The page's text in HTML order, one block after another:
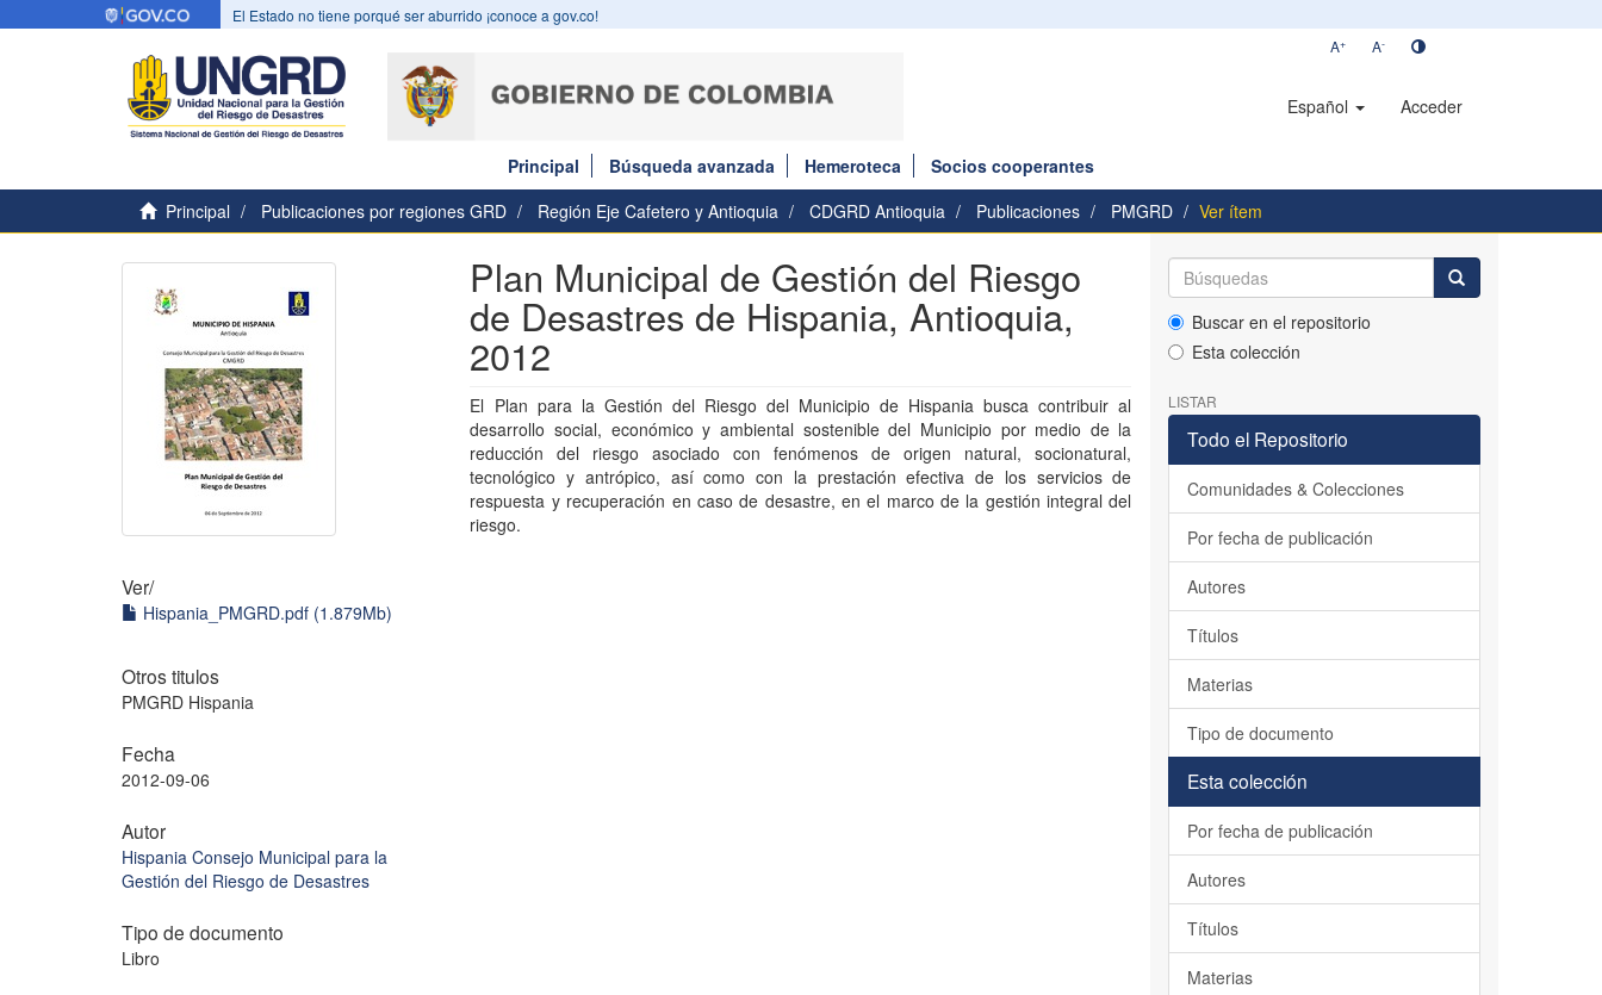
El Estado no tiene porqué ser aburrido ¡conoce a gov.co!
A+ A-
Español Acceder
Principal Búsqueda avanzada Hemeroteca
Socios cooperantes
Principal
Publicaciones por regiones GRD Región Eje Cafetero y Antioquia CDGRD Antioquia Publicaciones PMGRD Ver ítem
Ver/
Hispania_PMGRD.pdf (1.879Mb)
Otros titulos
PMGRD Hispania
Fecha
2012-09-06
Autor
Hispania Consejo Municipal para la
Gestión del Riesgo de Desastres
Tipo de documento
Libro
Plan Municipal de Gestión del Riesgo
de Desastres de Hispania, Antioquia,
2012
El Plan para la Gestión del Riesgo del Municipio de Hispania busca contribuir al
desarrollo social, económico y ambiental sostenible del Municipio por medio de la
reducción del riesgo asociado con fenómenos de origen natural, socionatural,
tecnológico y antrópico, así como con la prestación efectiva de los servicios de
respuesta y recuperación en caso de desastre, en el marco de la gestión integral del
riesgo.
Buscar en el repositorio
Esta colección
LISTAR
Todo el Repositorio
Comunidades & Colecciones
Por fecha de publicación
Autores
Títulos
Materias
Tipo de documento
Esta colección
Por fecha de publicación
Autores
Títulos
Materias